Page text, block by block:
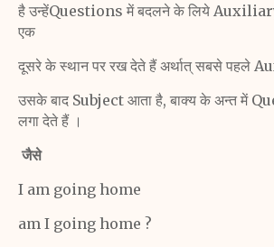
है उन्हेंQuestions में बदलने के लिये
एक
दूसरे के स्थान पर रख देते हैं अर्थात् सबसे पहले
उसके बाद Subject आता है, बाक्य के अन्त में
लगा देते हैं ।
जैसे
I am going home
am I going home ?